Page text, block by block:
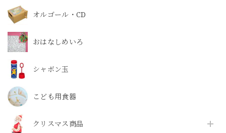
オルゴール・CD
おはなしめいろ
シャボン玉
こども用食器
クリスマス商品